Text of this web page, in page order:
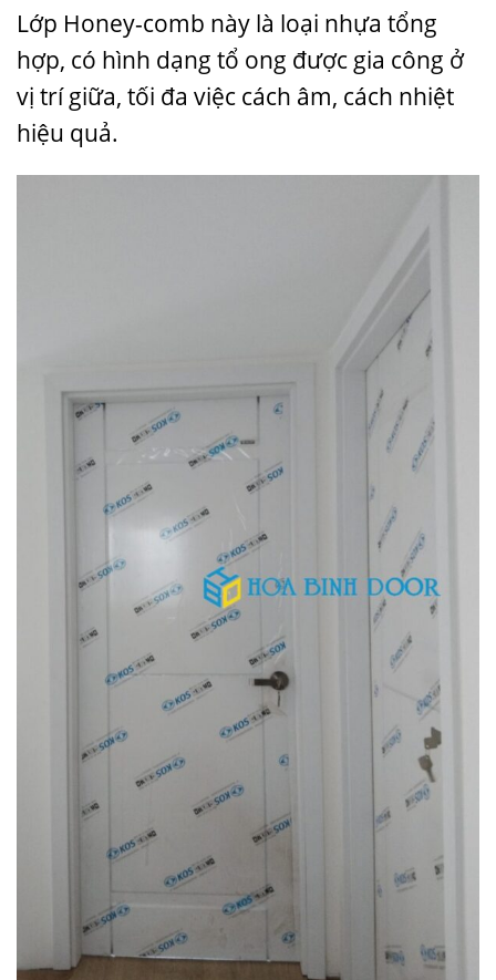
Lớp Honey-comb này là loại nhựa tổng
hợp, có hình dạng tổ ong được gia công ở
vị trí giữa, tối đa việc cách âm, cách nhiệt
hiệu quả.